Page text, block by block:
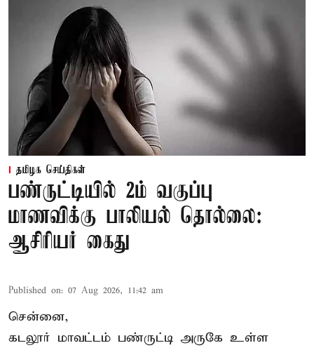
தமிழக செய்திகள்
பண்ருட்டியில் 2ம் வகுப்பு
மாணவிக்கு பாலியல் தொல்லை:
ஆசிரியர் கைது
Published on: 07 Aug 2026, 11:42 am
சென்னை,
கடலூர் மாவட்டம் பண்ருட்டி அருகே உள்ள